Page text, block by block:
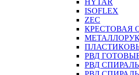
HYTAR
ISOFLEX
ZEC
КРЕСТОВАЯ
РВД
РВД